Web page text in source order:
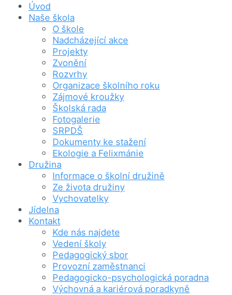
Úvod
Naše škola
O škole
Nadcházející akce
Projekty
Zvonění
Rozvrhy
Organizace školního roku
Zájmové kroužky
Školská rada
Fotogalerie
SRPDŠ
Dokumenty ke stažení
Ekologie a Felixmánie
Družina
Informace o školní družině
Ze života družiny
Vychovatelky
Jídelna
Kontakt
Kde nás najdete
Vedení školy
Pedagogický sbor
Provozní zaměstnanci
Pedagogicko-psychologická poradna
Výchovná a kariérová poradkyně